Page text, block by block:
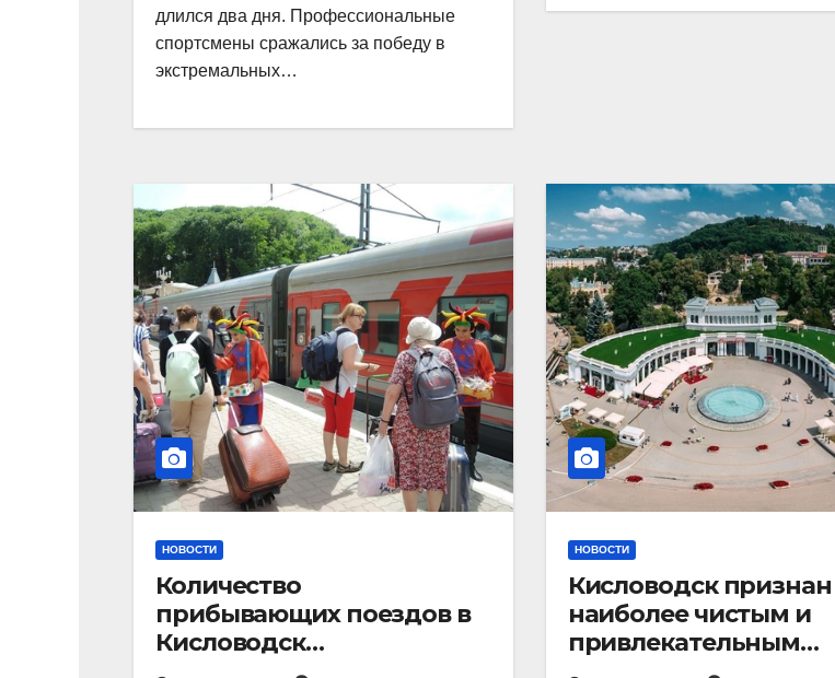
длился два дня. Профессиональные
спортсмены сражались за победу в
экстремальных…
НОВОСТИ
Количество
прибывающих поездов в
Кисловодск
стремительно
НОВОСТИ
Кисловодск признан
наиболее чистым и
привлекательным
курортным городом в